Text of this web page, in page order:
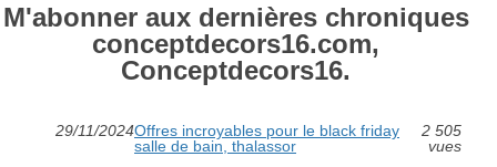
M'abonner aux dernières chroniques
conceptdecors16.com,
Conceptdecors16.
29/11/2024Offres incroyables pour le black friday
salle de bain, thalassor
2 505
vues